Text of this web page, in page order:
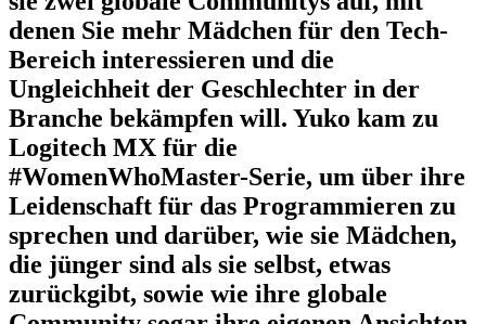
denen Sie mehr Mädchen für den Tech-
Bereich interessieren und die
Ungleichheit der Geschlechter in der
Branche bekämpfen will. Yuko kam zu
Logitech MX für die
#WomenWhoMaster-Serie, um über ihre
Leidenschaft für das Programmieren zu
sprechen und darüber, wie sie Mädchen,
die jünger sind als sie selbst, etwas
zurückgibt, sowie wie ihre globale